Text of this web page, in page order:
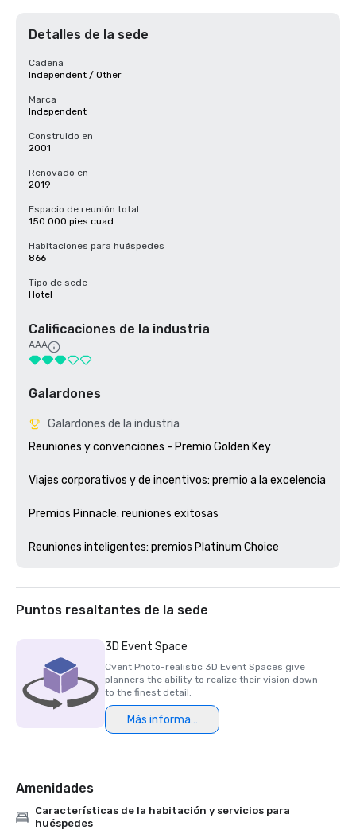
Detalles de la sede
Cadena
Independent / Other
Marca
Independent
Construido en
2001
Renovado en
2019
Espacio de reunión total
150.000 pies cuad.
Habitaciones para huéspedes
866
Tipo de sede
Hotel
Calificaciones de la industria
AAA
Galardones
Galardones de la industria
Reuniones y convenciones - Premio Golden Key
Viajes corporativos y de incentivos: premio a la excelencia
Premios Pinnacle: reuniones exitosas
Puntos resaltantes de la sede
3D Event Space
Cvent Photo-realistic 3D Event Spaces give
planners the ability to realize their vision down
to the finest detail.
Más información
Amenidades
Características de la habitación y servicios para
huéspedes